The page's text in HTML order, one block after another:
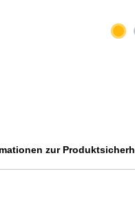
zur